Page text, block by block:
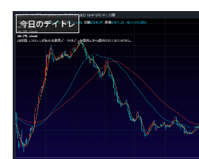
今日のデイトレ